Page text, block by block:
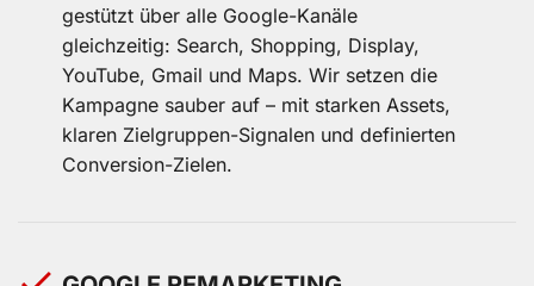
gestützt über alle Google-Kanäle
gleichzeitig: Search, Shopping, Display,
YouTube, Gmail und Maps. Wir setzen die
Kampagne sauber auf – mit starken Assets,
klaren Zielgruppen-Signalen und definierten
Conversion-Zielen.